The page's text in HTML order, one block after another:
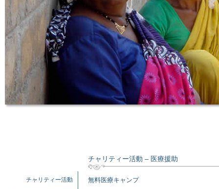
チャリティー活動 – 医療援助
無料医療キャンプ
チャリティー活動